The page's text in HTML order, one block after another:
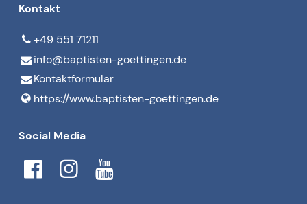
Kontakt
+49 551 71211
info@​baptisten-goettingen.​de
Kontaktformular
https://www.​baptisten-goettingen.​de
Social Media